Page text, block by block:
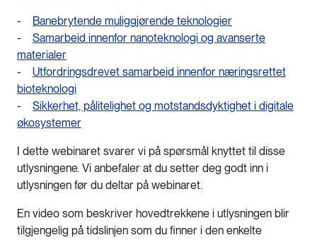
- Banebrytende muliggjørende teknologier
- Samarbeid innenfor nanoteknologi og avanserte
materialer
- Utfordringsdrevet samarbeid innenfor næringsrettet
bioteknologi
- Sikkerhet, pålitelighet og motstandsdyktighet i digitale
økosystemer
I dette webinaret svarer vi på spørsmål knyttet til disse
utlysningene. Vi anbefaler at du setter deg godt inn i
utlysningen før du deltar på webinaret.
En video som beskriver hovedtrekkene i utlysningen blir
tilgjengelig på tidslinjen som du finner i den enkelte